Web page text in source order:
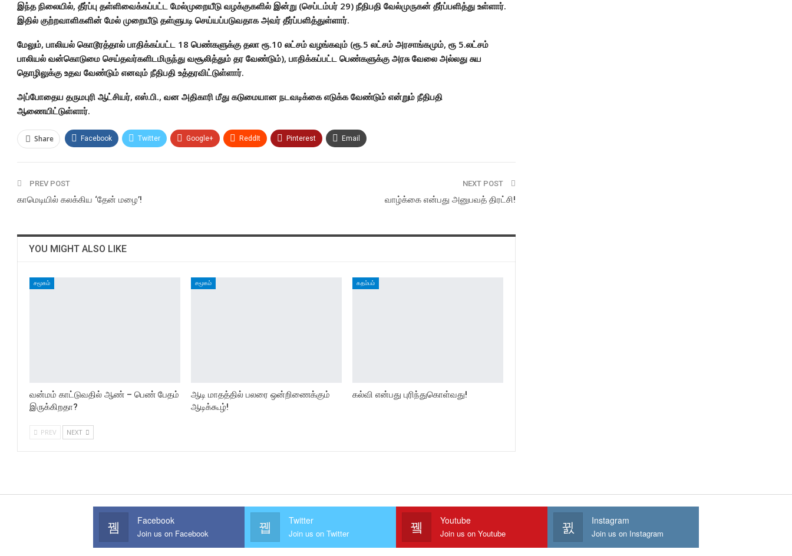
இந்த நிலையில், தீர்ப்பு தள்ளிவைக்கப்பட்ட மேல்முறையீடு வழக்குகளில் இன்று (செப்டம்பர் 29) நீதிபதி வேல்முருகன் தீர்ப்பளித்து உள்ளார்.
இதில் குற்றவாளிகளின் மேல் முறையீடு தள்ளுபடி செய்யப்படுவதாக அவர் தீர்ப்பளித்துள்ளார்.
மேலும், பாலியல் கொடூரத்தால் பாதிக்கப்பட்ட 18 பெண்களுக்கு தலா ரூ.10 லட்சம் வழங்கவும் (ரூ.5 லட்சம் அரசாங்கமும், ரூ 5.லட்சம்
பாலியல் வன்கொடுமை செய்தவர்களிடமிருந்து வசூலித்தும் தர வேண்டும்), பாதிக்கப்பட்ட பெண்களுக்கு அரசு வேலை அல்லது சுய
தொழிலுக்கு உதவ வேண்டும் எனவும் நீதிபதி உத்தரவிட்டுள்ளார்.
அப்போதைய தருமபுரி ஆட்சியர், எஸ்.பி., வன அதிகாரி மீது கடுமையான நடவடிக்கை எடுக்க வேண்டும் என்றும் நீதிபதி
ஆணையிட்டுள்ளார்.
Share Facebook Twitter Google+ ReddIt Pinterest Email
PREV POST
காமெடியில் கலக்கிய ‘தேன் மழை’!
NEXT POST
வாழ்க்கை என்பது அனுபவத் திரட்சி!
YOU MIGHT ALSO LIKE
சமூகம்
வன்மம் காட்டுவதில் ஆண் – பெண் பேதம்
இருக்கிறதா?
சமூகம்
ஆடி மாதத்தில் பலரை ஒன்றிணைக்கும்
ஆடிக்கூழ்!
கதம்பம்
கல்வி என்பது புரிந்துகொள்வது!
PREV NEXT
Facebook
Join us on Facebook
Twitter
Join us on Twitter
Youtube
Join us on Youtube
Instagram
Join us on Instagram